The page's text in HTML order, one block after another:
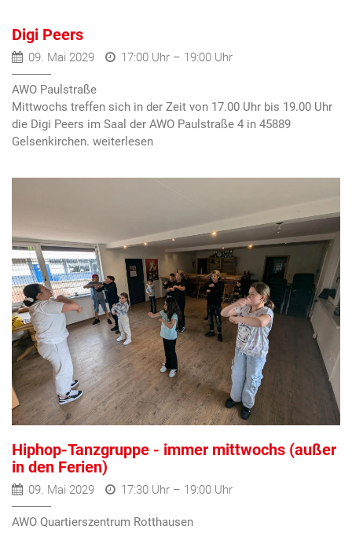
Digi Peers
09. Mai 2029 17:00 Uhr – 19:00 Uhr
AWO Paulstraße
Mittwochs treffen sich in der Zeit von 17.00 Uhr bis 19.00 Uhr
die Digi Peers im Saal der AWO Paulstraße 4 in 45889
Gelsenkirchen.
Hiphop-Tanzgruppe - immer mittwochs (außer
in den Ferien)
09. Mai 2029 17:30 Uhr – 19:00 Uhr
AWO Quartierszentrum Rotthausen